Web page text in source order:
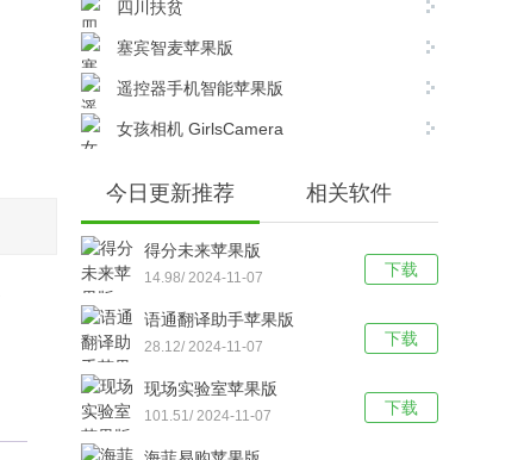
四川扶贫
塞宾智麦苹果版
遥控器手机智能苹果版
女孩相机 GirlsCamera
今日更新推荐 相关软件
下载
得分未来苹果版
14.98/ 2024-11-07
下载
语通翻译助手苹果版
28.12/ 2024-11-07
下载
现场实验室苹果版
101.51/ 2024-11-07